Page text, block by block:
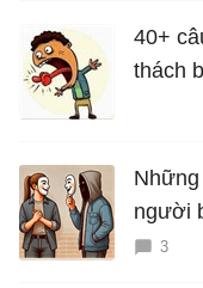
40+
thách
người
3